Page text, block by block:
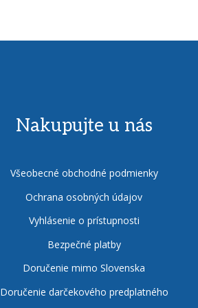
Nakupujte u nás
Všeobecné obchodné podmienky
Ochrana osobných údajov
Vyhlásenie o prístupnosti
Bezpečné platby
Doručenie mimo Slovenska
Doručenie darčekového predplatného